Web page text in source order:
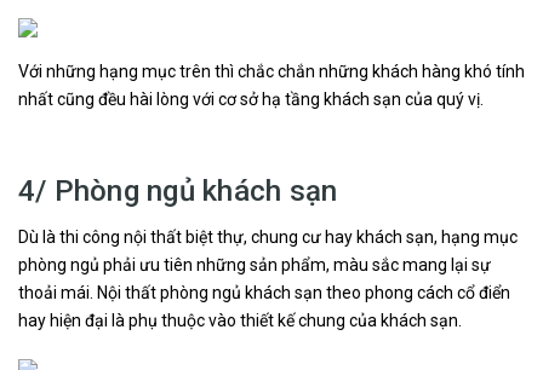
Với những hạng mục trên thì chắc chắn những khách hàng khó tính
nhất cũng đều hài lòng với cơ sở hạ tầng khách sạn của quý vị.
4/ Phòng ngủ khách sạn
Dù là thi công nội thất biệt thự, chung cư hay khách sạn, hạng mục
phòng ngủ phải ưu tiên những sản phẩm, màu sắc mang lại sự
thoải mái. Nội thất phòng ngủ khách sạn theo phong cách cổ điển
hay hiện đại là phụ thuộc vào thiết kế chung của khách sạn.